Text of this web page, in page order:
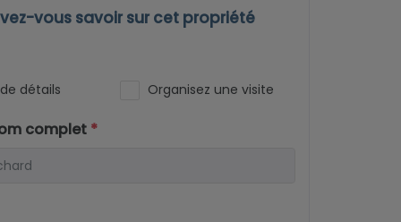
vous savoir sur cet propriété
détails Organisez une visite
complet *